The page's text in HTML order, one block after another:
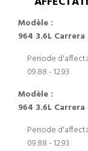
Modèle :
964 3.6L Carrera
Periode
09.88 - 12.93
Modèle :
964 3.6L Carrera
Periode
09.88 - 12.93